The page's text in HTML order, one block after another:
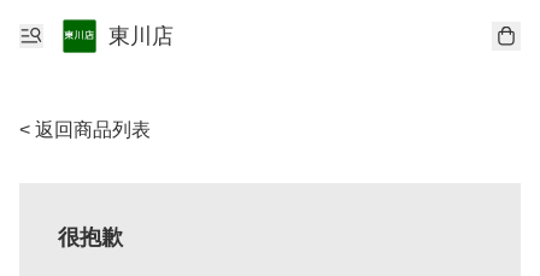
東川店
< 返回商品列表
很抱歉